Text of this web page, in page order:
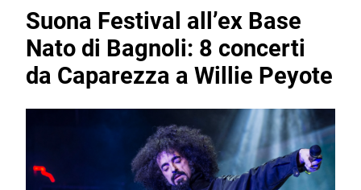
Suona Festival all’ex Base
Nato di Bagnoli: 8 concerti
da Caparezza a Willie Peyote